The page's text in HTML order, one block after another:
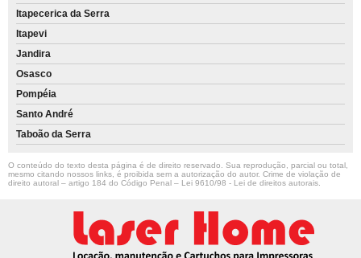
Itapecerica da Serra
Itapevi
Jandira
Osasco
Pompéia
Santo André
Taboão da Serra
O conteúdo do texto desta página é de direito reservado. Sua reprodução, parcial ou total,
mesmo citando nossos links, é proibida sem a autorização do autor. Crime de violação de
direito autoral – artigo 184 do Código Penal – Lei 9610/98 - Lei de direitos autorais